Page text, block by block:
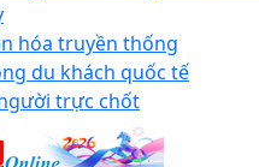
hóa truyền thống
du khách quốc tế
trực chốt